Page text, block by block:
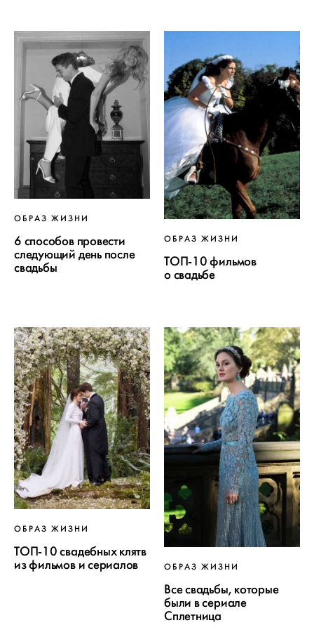
ОБРАЗ ЖИЗНИ
6 способов провести
следующий день после
свадьбы
ОБРАЗ ЖИЗНИ
ТОП-10 фильмов
о свадьбе
ОБРАЗ ЖИЗНИ
ТОП-10 свадебных клятв
из фильмов и сериалов
ОБРАЗ ЖИЗНИ
Все свадьбы, которые
были в сериале
Сплетница